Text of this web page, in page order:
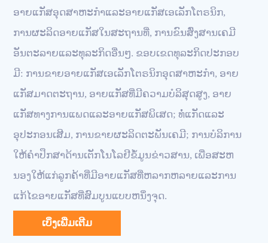
ອາຍແກັສອຸດສາຫະກໍາແລະອາຍແກັສເອເລັກໂຕຣນິກ,
ການຜະລິດອາຍແກັສໃນສະຖານທີ່, ການຂົນສົ່ງສານເຄມີ
ອັນຕະລາຍແລະທຸລະກິດອື່ນໆ. ຂອບເຂດທຸລະກິດປະກອບ
ມີ: ການຂາຍອາຍແກັສເອເລັກໂຕຣນິກອຸດສາຫະກໍາ, ອາຍ
ແກັສມາດຕະຖານ, ອາຍແກັສທີ່ມີຄວາມບໍລິສຸດສູງ, ອາຍ
ແກັສທາງການແພດແລະອາຍແກັສພິເສດ; ທໍ່ແກັດແລະ
ອຸປະກອນເສີມ, ການຂາຍຜະລິດຕະພັນເຄມີ; ການບໍລິການ
ໃຫ້ຄໍາປຶກສາດ້ານເຕັກໂນໂລຢີຂໍ້ມູນຂ່າວສານ, ເພື່ອສະຫ
ນອງໃຫ້ແກ່ລູກຄ້າທີ່ມີອາຍແກັສທີ່ຫລາກຫລາຍແລະການ
ແກ້ໄຂອາຍແກັສທີ່ສົມບູນແບບຫນຶ່ງຈຸດ.
ເບິ່ງເພີ່ມເຕີມ